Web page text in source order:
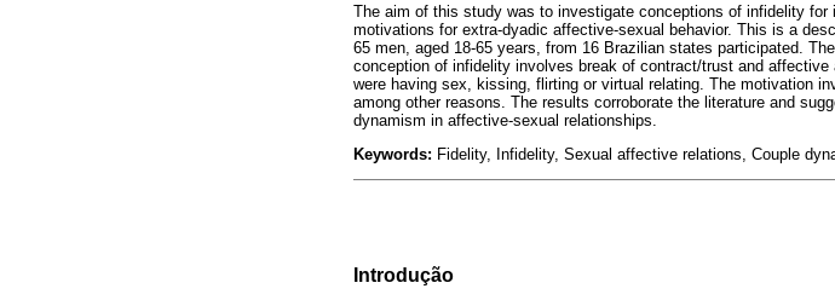
The aim of this study was to investigate conceptions of infidelity
motivations for extra-dyadic affective-sexual behavior. This is a
65 men, aged 18-65 years, from 16 Brazilian states participated.
conception of infidelity involves break of contract/trust and
were having sex, kissing, flirting or virtual relating. The motivation
among other reasons. The results corroborate the literature and
dynamism in affective-sexual relationships.
Keywords: Fidelity, Infidelity, Sexual affective relations, Couple
Introdução